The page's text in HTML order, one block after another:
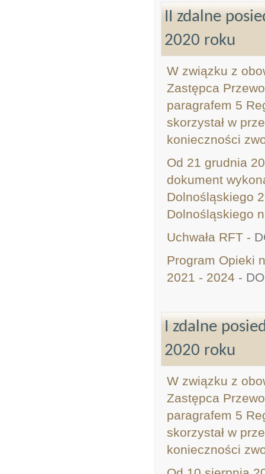
II zdalne
2020 roku
W związku z
Zastępca
paragrafem 5
skorzystał w
konieczności
Od 21 grudnia
dokument
Dolnośląskiego
Dolnośląskiego
Uchwała RFT -
Program Opieki
2021 - 2024 -
I zdalne
2020 roku
W związku z
Zastępca
paragrafem 5
skorzystał w
konieczności